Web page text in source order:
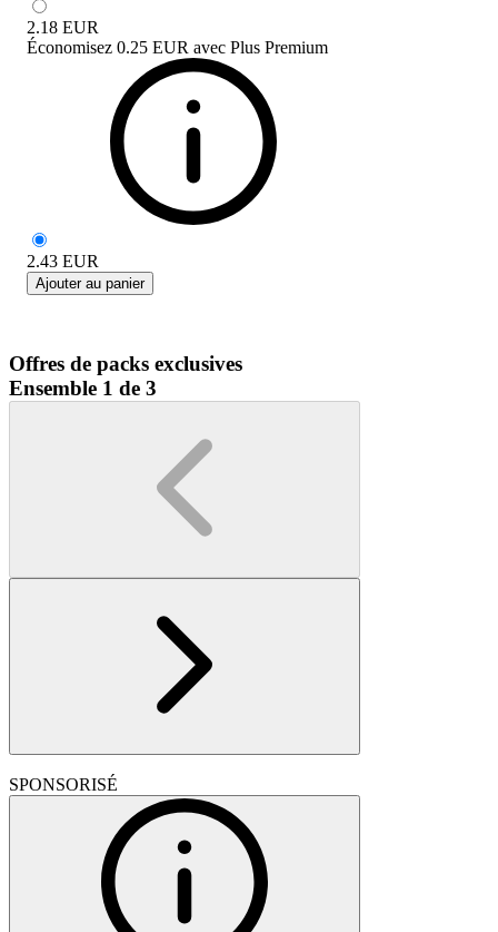
2.18 EUR
Économisez 0.25 EUR avec Plus Premium
2.43 EUR
Ajouter au panier
Offres de packs exclusives
Ensemble 1 de 3
SPONSORISÉ